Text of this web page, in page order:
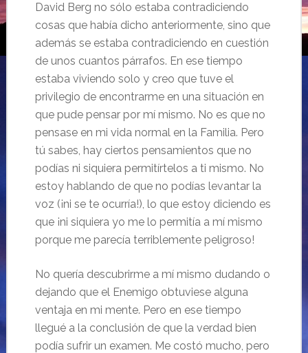
David Berg no sólo estaba contradiciendo
cosas que había dicho anteriormente, sino que
además se estaba contradiciendo en cuestión
de unos cuantos párrafos. En ese tiempo
estaba viviendo solo y creo que tuve el
privilegio de encontrarme en una situación en
que pude pensar por mí mismo. No es que no
pensase en mi vida normal en la Familia. Pero
tú sabes, hay ciertos pensamientos que no
podías ni siquiera permitírtelos a ti mismo. No
estoy hablando de que no podías levantar la
voz (¡ni se te ocurría!), lo que estoy diciendo es
que ¡ni siquiera yo me lo permitía a mí mismo
porque me parecía terriblemente peligroso!
No quería descubrirme a mí mismo dudando o
dejando que el Enemigo obtuviese alguna
ventaja en mi mente. Pero en ese tiempo
llegué a la conclusión de que la verdad bien
podía sufrir un examen. Me costó mucho, pero